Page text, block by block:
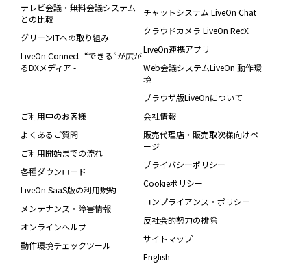
テレビ会議・無料会議システム
との比較
グリーンITへの取り組み
LiveOn Connect -“できる”が広が
るDXメディア -
チャットシステム LiveOn Chat
クラウドカメラ LiveOn RecX
LiveOn連携アプリ
Web会議システムLiveOn 動作環
境
ブラウザ版LiveOnについて
ご利用中のお客様
よくあるご質問
ご利用開始までの流れ
各種ダウンロード
LiveOn SaaS版の利用規約
メンテナンス・障害情報
オンラインヘルプ
動作環境チェックツール
会社情報
販売代理店・販売取次様向けペ
ージ
プライバシーポリシー
Cookieポリシー
コンプライアンス・ポリシー
反社会的勢力の排除
サイトマップ
English